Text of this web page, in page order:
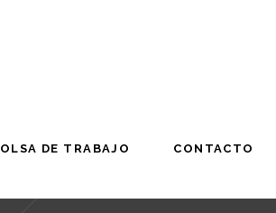
DE TRABAJO CONTACTO